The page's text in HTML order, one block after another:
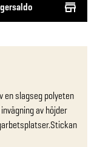
en slagseg polyeten
av höjder